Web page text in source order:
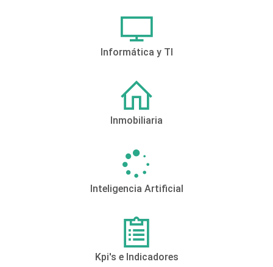
Informática y TI
Inmobiliaria
Inteligencia Artificial
Kpi's e Indicadores